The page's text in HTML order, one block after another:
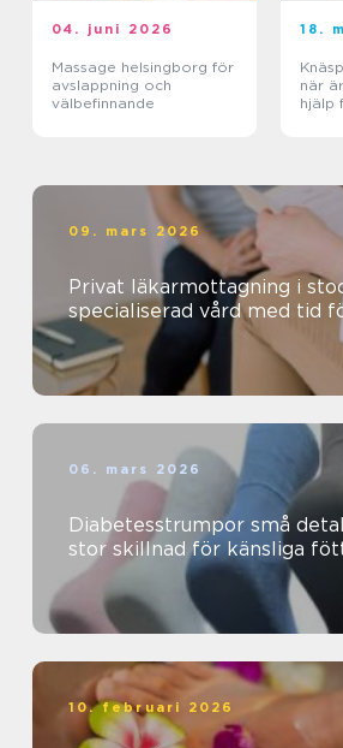
04. juni 2026
Massage helsingborg för
avslappning och
välbefinnande
18.
när
hjälp
09. mars 2026
Privat läkarmottagning i
specialiserad vård med tid
06. mars 2026
Diabetesstrumpor små detaljer som gör
stor skillnad för känsliga
10. februari 2026